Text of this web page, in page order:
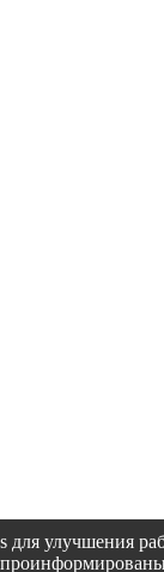
улучшения